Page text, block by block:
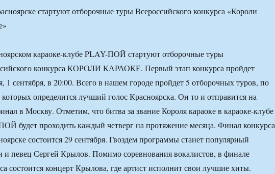
караоке-клубе PLAY-ПОЙ стартуют отборочные туры
конкурса КОРОЛИ КАРАОКЕ. Первый этап конкурса пройдет
1 сентября, в 20:00. Всего в нашем городе пройдет 5 отборочных туров, по
определится лучший голос Красноярска. Он то и отправится на
в Москву. Отметим, что битва за звание Короля караоке в караоке-клубе
будет проходить каждый четверг на протяжение месяца. Финал конкурса
состоится 29 сентября. Гвоздем программы станет популярный
и певец Сергей Крылов. Помимо соревнования вокалистов, в финале
состоится концерт Крылова, где артист исполнит свои лучшие хиты.